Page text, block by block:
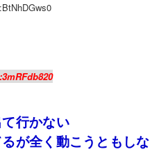
行かない
が全く動こうともしな